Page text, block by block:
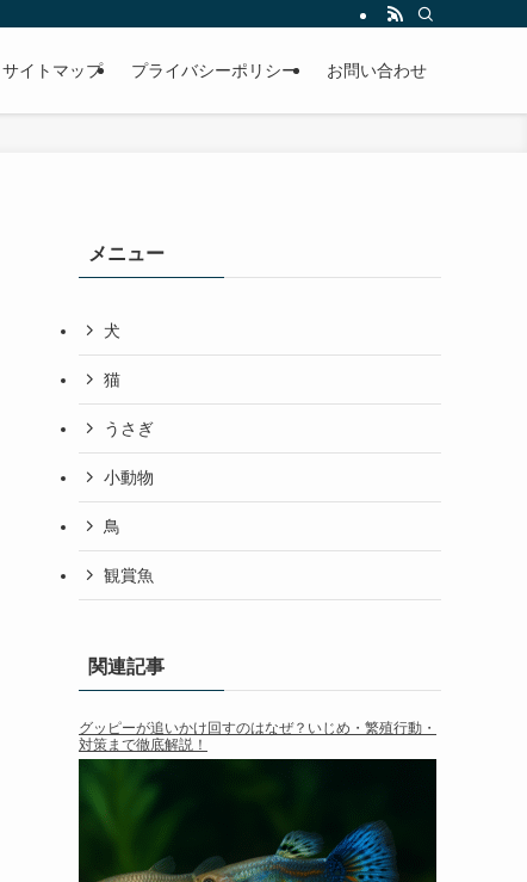
サイトマップ プライバシーポリシー お問い合わせ
メニュー
犬
猫
うさぎ
小動物
鳥
観賞魚
関連記事
グッピーが追いかけ回すのはなぜ？いじめ・繁殖行動・
対策まで徹底解説！